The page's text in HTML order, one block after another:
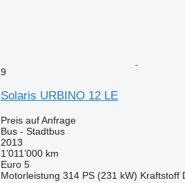
9
Solaris URBINO 12 LE
Preis auf Anfrage
Bus - Stadtbus
2013
1’011’000 km
Euro 5
Motorleistung 314 PS (231 kW) Kraftstoff